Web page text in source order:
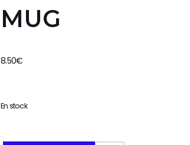
MUG
8.50€
En stock